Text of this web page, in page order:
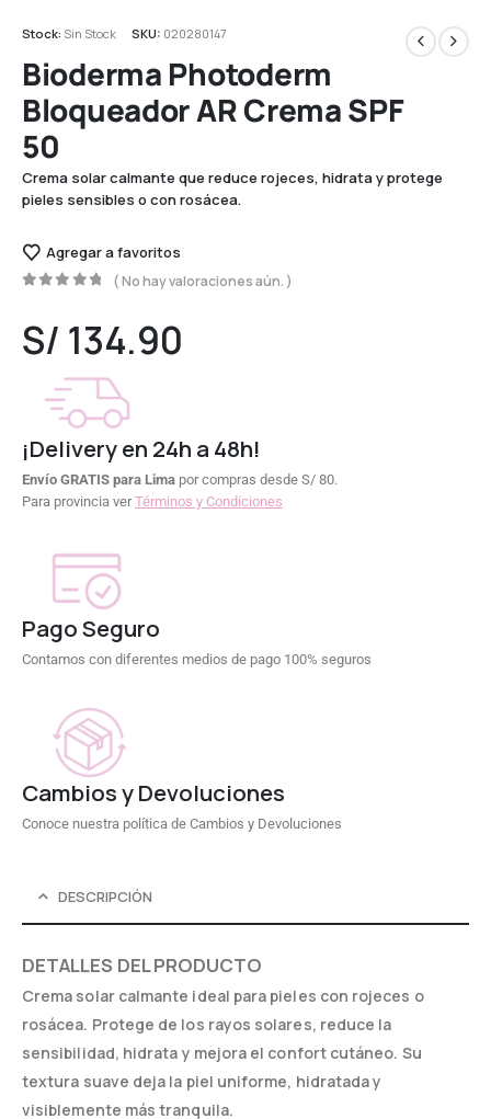
Stock: Sin Stock SKU: 020280147
Bioderma Photoderm
Bloqueador AR Crema SPF
50
Crema solar calmante que reduce rojeces, hidrata y protege
pieles sensibles o con rosácea.
Agregar a favoritos
( No hay valoraciones aún. )
S/ 134.90
¡Delivery en 24h a 48h!
Envío GRATIS para Lima por compras desde S/ 80.
Para provincia verTérminos y Condiciones
Pago Seguro
Contamos con diferentes medios de pago 100% seguros
Cambios y Devoluciones
Conoce nuestra política de Cambios y Devoluciones
DESCRIPCIÓN
DETALLES DEL PRODUCTO
Crema solar calmante ideal para pieles con rojeces o
rosácea. Protege de los rayos solares, reduce la
sensibilidad, hidrata y mejora el confort cutáneo. Su
textura suave deja la piel uniforme, hidratada y
visiblemente más tranquila.